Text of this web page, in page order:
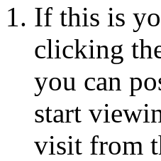
If this is
clicking
you can
start
visit from